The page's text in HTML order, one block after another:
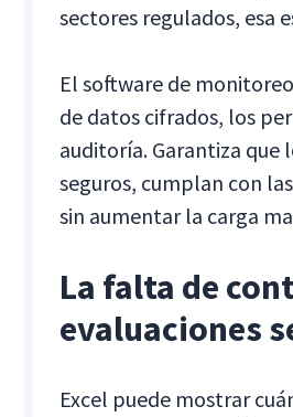
sectores regulados, esa
El software de
de datos cifrados, los
auditoría. Garantiza que
seguros, cumplan con
sin aumentar la carga
La falta de
evaluaciones
Excel puede mostrar